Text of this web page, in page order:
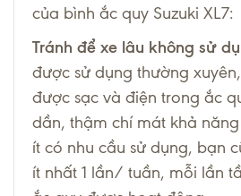
của bình ắc quy Suzuki XL7:
Tránh để xe lâu không sử
được sử dụng thường
được sạc và điện trong ắc
dần, thậm chí mát khả
ít có nhu cầu sử dụng, bạn
ít nhất 1 lần/ tuần, mỗi lần